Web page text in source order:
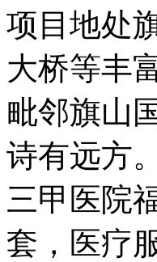
项目地处
大桥等丰
毗邻旗山
诗有远方。
三甲医院
套，医疗